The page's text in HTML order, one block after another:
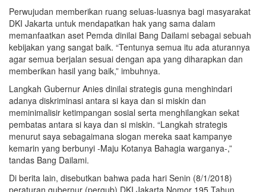
Perwujudan memberikan ruang seluas-luasnya bagi masyarakat
DKI Jakarta untuk mendapatkan hak yang sama dalam
memanfaatkan aset Pemda dinilai Bang Dailami sebagai sebuah
kebijakan yang sangat baik. “Tentunya semua itu ada aturannya
agar semua berjalan sesuai dengan apa yang diharapkan dan
memberikan hasil yang baik,” imbuhnya.
Langkah Gubernur Anies dinilai strategis guna menghindari
adanya diskriminasi antara si kaya dan si miskin dan
meminimalisir ketimpangan sosial serta menghilangkan sekat
pembatas antara si kaya dan si miskin. “Langkah strategis
menurut saya sebagaimana slogan mereka saat kampanye
kemarin yang berbunyi -Maju Kotanya Bahagia warganya-,”
tandas Bang Dailami.
Di berita lain, disebutkan bahwa pada hari Senin (8/1/2018)
peraturan gubernur (pergub) DKI Jakarta Nomor 195 Tahun